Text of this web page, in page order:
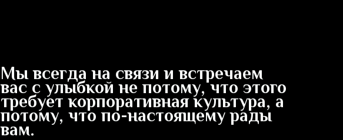
Мы всегда на связи и встречаем
вас с улыбкой не потому, что этого
требует корпоративная культура, а
потому, что по-настоящему рады
вам.